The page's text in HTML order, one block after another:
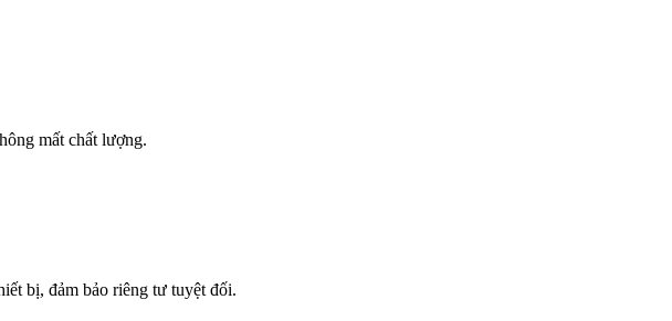
mất chất lượng.
bị, đảm bảo riêng tư tuyệt đối.